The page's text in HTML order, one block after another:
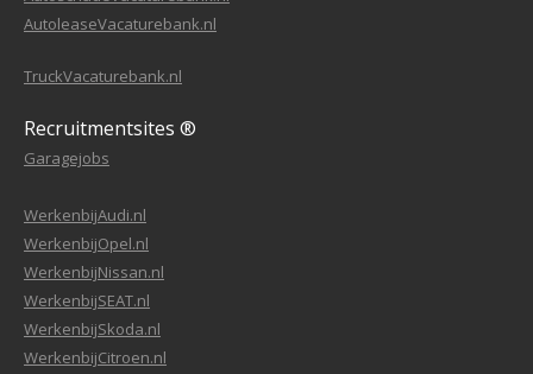
AutoleaseVacaturebank.nl
TruckVacaturebank.nl
Recruitmentsites ®
Garagejobs
WerkenbijAudi.nl
WerkenbijOpel.nl
WerkenbijNissan.nl
WerkenbijSEAT.nl
WerkenbijSkoda.nl
WerkenbijCitroen.nl